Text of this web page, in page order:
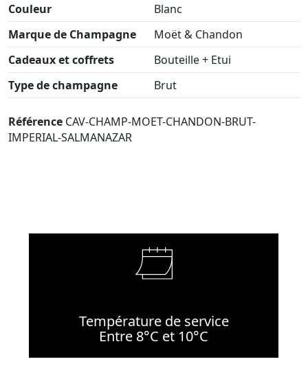
Couleur
Blanc
Marque de Champagne
Moët & Chandon
Cadeaux et coffrets
Bouteille + Etui
Type de champagne
Brut
Référence CAV-CHAMP-MOET-CHANDON-BRUT-
IMPERIAL-SALMANAZAR
Température de service
Entre 8°C et 10°C